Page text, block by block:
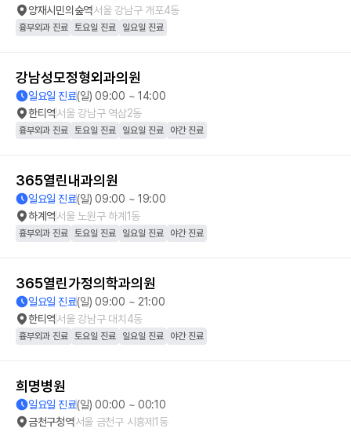
양재시민의숲역서울 강남구 개포4동
흉부외과 진료 토요일 진료 일요일 진료
강남성모정형외과의원
일요일 진료(일) 09:00 ~ 14:00
한티역서울 강남구 역삼2동
흉부외과 진료 토요일 진료 일요일 진료 야간 진료
365열린내과의원
일요일 진료(일) 09:00 ~ 19:00
하계역서울 노원구 하계1동
흉부외과 진료 토요일 진료 일요일 진료 야간 진료
365열린가정의학과의원
일요일 진료(일) 09:00 ~ 21:00
한티역서울 강남구 대치4동
흉부외과 진료 토요일 진료 일요일 진료 야간 진료
희명병원
일요일 진료(일) 00:00 ~ 00:10
금천구청역서울 금천구 시흥제1동